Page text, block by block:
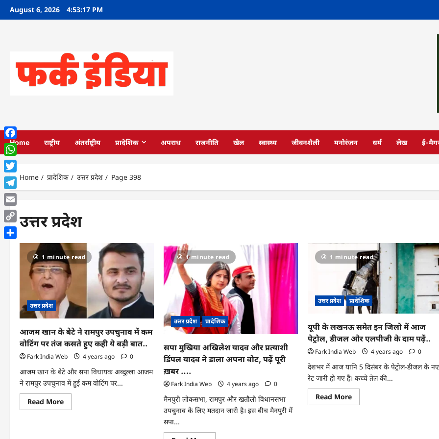
SkipAugust 6, 2026 4:53:18 PM
Home राष्ट्रीय अंतर्राष्ट्रीय प्रादेशिक अपराध राजनीति खेल स्वास्थ्य जीवनशैली मनोरंजन धर्म लेख ई-
Home प्रादेशिक उत्तर प्रदेश Page 398
उत्तर प्रदेश
1 minute read
उत्तर प्रदेश
आजम खान के बेटे ने रामपुर उपचुनाव में कम
वोटिंग पर तंज कसते हुए कही ये बड़ी बात..
Fark India Web 4 years ago 0
आजम खान के बेटे और सपा विधायक अब्दुल्ला आजम
ने रामपुर उपचुनाव में हुई कम वोटिंग पर...
Read MoreRead
more
1 minute read
उत्तर प्रदेश प्रादेशिक
सपा मुखिया अखिलेश यादव और प्रत्‍याशी
डिंपल यादव ने डाला अपना वोट, पढ़ें पूरी
ख़बर ….
Fark India Web 4 years ago 0
मैनपुरी लोकसभा, रामपुर और खतौली विधानसभा
उपचुनाव के लिए मतदान जारी है। इस बीच मैनपुरी में
सपा...
1 minute read
उत्तर प्रदेश प्रादेशिक
यूपी के लखनऊ समेत इन जिलो में आज
पेट्रोल, डीजल और एलपीजी के दाम पढ़ें..
Fark India Web 4 years ago 0
देशभर में आज यानि 5 दिसंबर के पेट्रोल-डीजल के नए
रेट जारी हो गए हैं। कच्चे तेल की...
Read MoreRead
more
Facebook
WhatsApp
Twitter
Telegram
Email
Copy
Link
Share